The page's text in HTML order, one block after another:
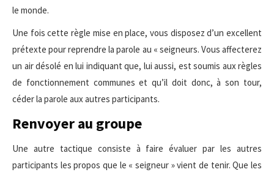
le monde.
Une fois cette règle mise en place, vous disposez d’un excellent
prétexte pour reprendre la parole au « seigneurs. Vous affecterez
un air désolé en lui indiquant que, lui aussi, est soumis aux règles
de fonctionnement communes et qu’il doit donc, à son tour,
céder la parole aux autres participants.
Renvoyer au groupe
Une autre tactique consiste à faire évaluer par les autres
participants les propos que le « seigneur » vient de tenir. Que les